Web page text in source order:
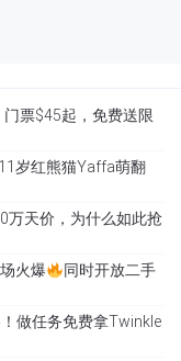
票$45起，免费送限
岁红熊猫Yaffa萌翻
万天价，为什么如此抢
火爆
同时开放二手
做任务免费拿Twinkle